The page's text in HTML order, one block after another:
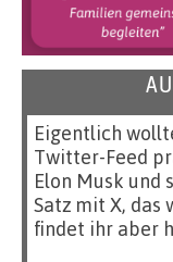
Eigentlich
Twitter-Feed
Elon Musk und
Satz mit X, das
findet ihr aber